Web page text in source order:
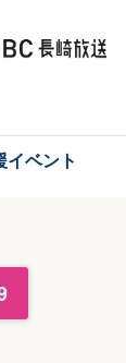
ベント